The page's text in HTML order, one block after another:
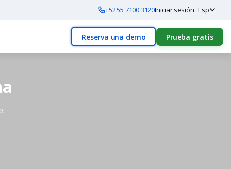
+52 55 7100 3120Iniciar sesión Esp
Reserva una demo Prueba gratis